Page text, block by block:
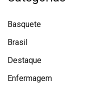
Basquete
Brasil
Destaque
Enfermagem